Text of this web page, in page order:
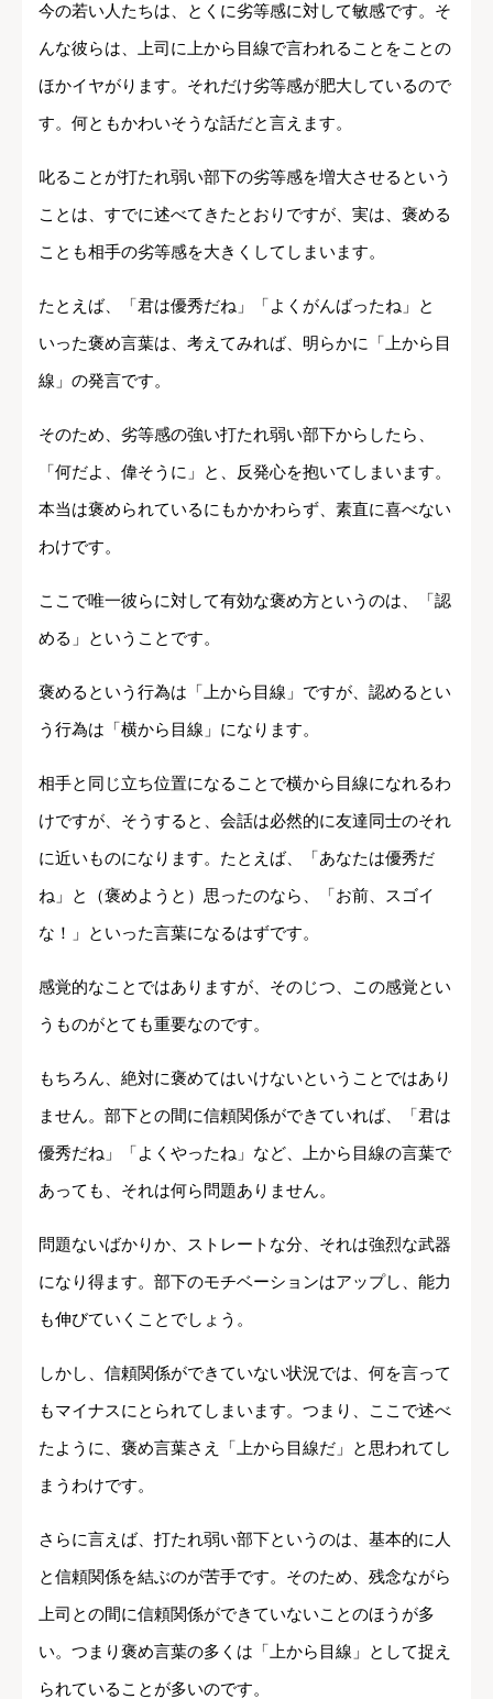
今の若い人たちは、とくに劣等感に対して敏感です。そ
んな彼らは、上司に上から目線で言われることをことの
ほかイヤがります。それだけ劣等感が肥大しているので
す。何ともかわいそうな話だと言えます。
叱ることが打たれ弱い部下の劣等感を増大させるという
ことは、すでに述べてきたとおりですが、実は、褒める
ことも相手の劣等感を大きくしてしまいます。
たとえば、「君は優秀だね」「よくがんばったね」と
いった褒め言葉は、考えてみれば、明らかに「上から目
線」の発言です。
そのため、劣等感の強い打たれ弱い部下からしたら、
「何だよ、偉そうに」と、反発心を抱いてしまいます。
本当は褒められているにもかかわらず、素直に喜べない
わけです。
ここで唯一彼らに対して有効な褒め方というのは、「認
める」ということです。
褒めるという行為は「上から目線」ですが、認めるとい
う行為は「横から目線」になります。
相手と同じ立ち位置になることで横から目線になれるわ
けですが、そうすると、会話は必然的に友達同士のそれ
に近いものになります。たとえば、「あなたは優秀だ
ね」と（褒めようと）思ったのなら、「お前、スゴイ
な！」といった言葉になるはずです。
感覚的なことではありますが、そのじつ、この感覚とい
うものがとても重要なのです。
もちろん、絶対に褒めてはいけないということではあり
ません。部下との間に信頼関係ができていれば、「君は
優秀だね」「よくやったね」など、上から目線の言葉で
あっても、それは何ら問題ありません。
問題ないばかりか、ストレートな分、それは強烈な武器
になり得ます。部下のモチベーションはアップし、能力
も伸びていくことでしょう。
しかし、信頼関係ができていない状況では、何を言って
もマイナスにとられてしまいます。つまり、ここで述べ
たように、褒め言葉さえ「上から目線だ」と思われてし
まうわけです。
さらに言えば、打たれ弱い部下というのは、基本的に人
と信頼関係を結ぶのが苦手です。そのため、残念ながら
上司との間に信頼関係ができていないことのほうが多
い。つまり褒め言葉の多くは「上から目線」として捉え
られていることが多いのです。